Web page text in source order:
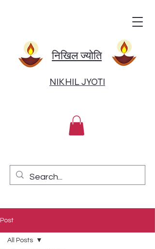
निखिल ज्योति
NIKHIL JYOTI
Post
All Posts